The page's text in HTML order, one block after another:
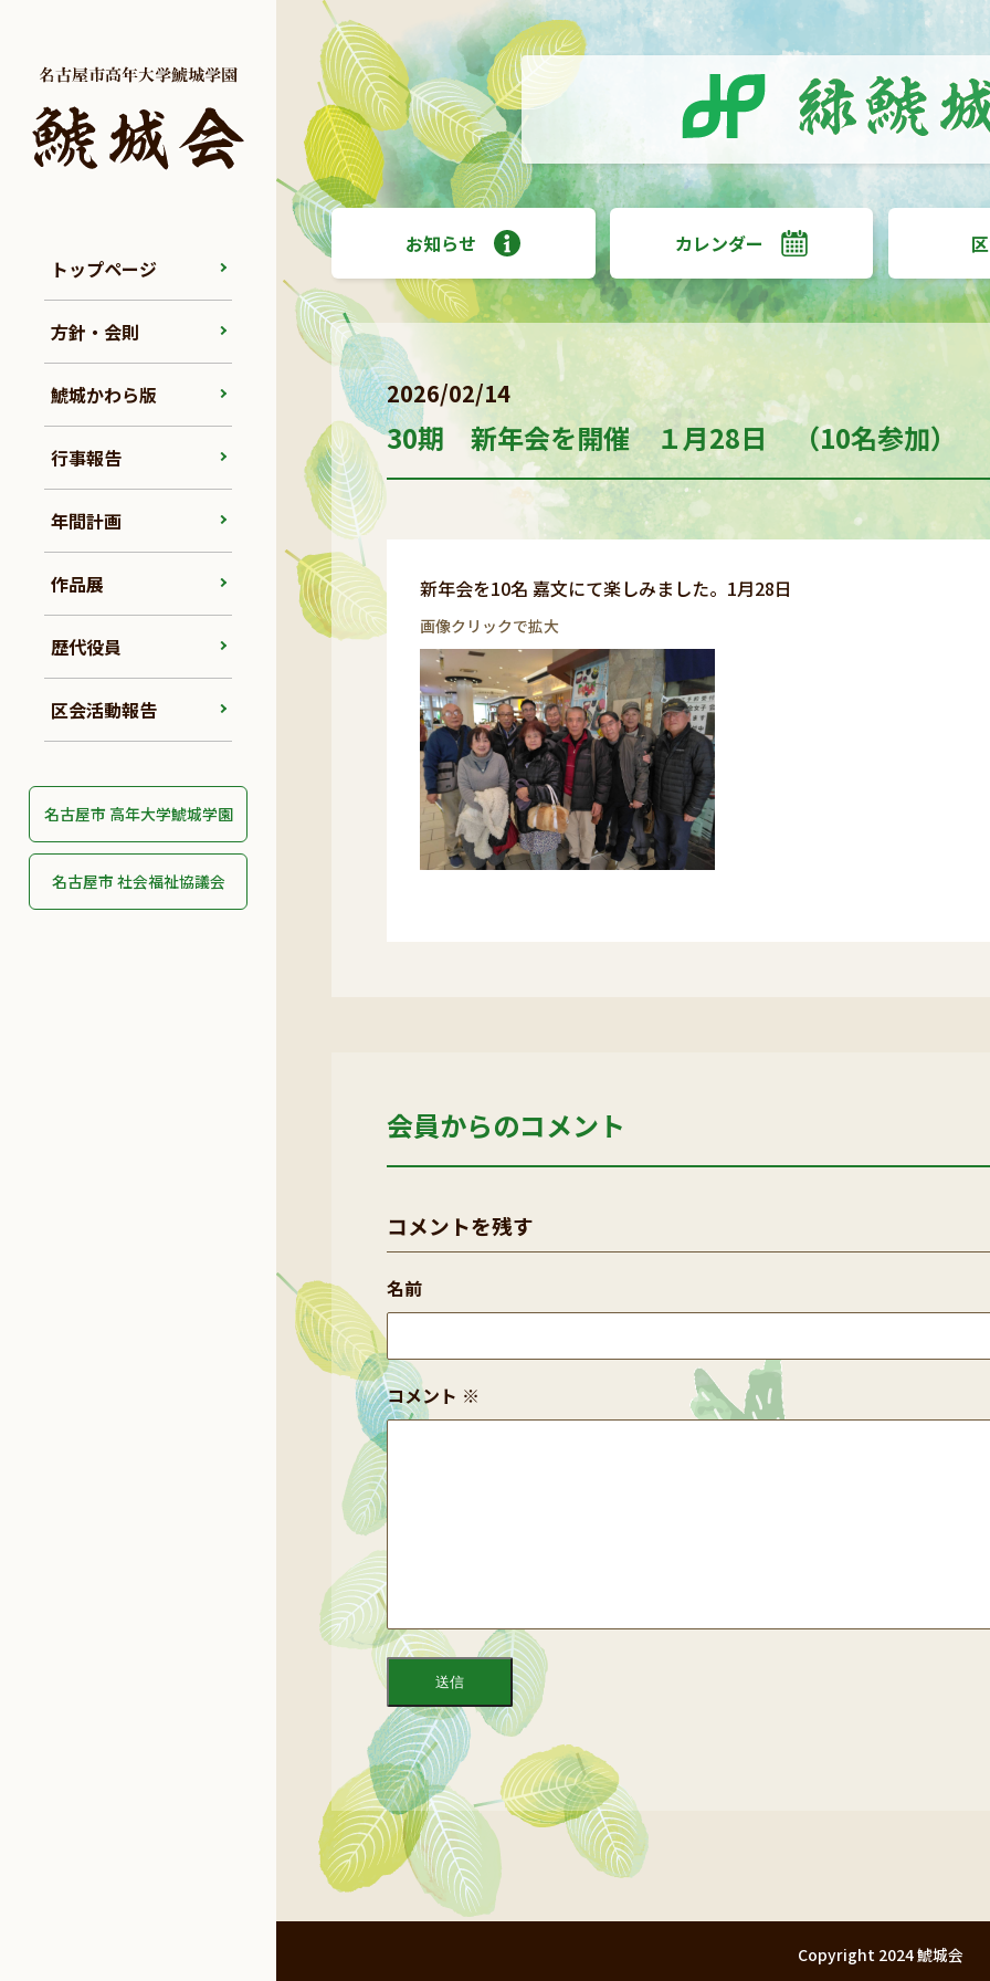
トップページ
方針・会則
鯱城かわら版
行事報告
年間計画
作品展
歴代役員
区会活動報告
名古屋市 高年大学鯱城学園
名古屋市 社会福祉協議会
お知らせ カレンダー
2026/02/14
30期 新年会を開催 １月28日 （10名参加）
新年会を10名 嘉文にて楽しみました。1月28日
画像クリックで拡大
会員からのコメント
コメントを残す
コメント ※
名前
Copyright 2024 鯱城会